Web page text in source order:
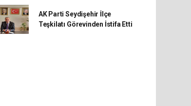
AK Parti Seydişehir İlçe
Teşkilatı Görevinden İstifa Etti